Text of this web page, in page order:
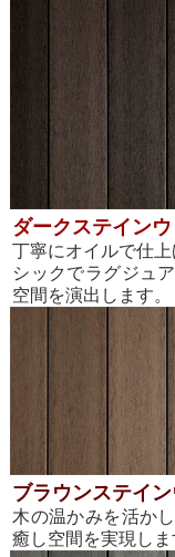
ダークステイン
丁寧にオイルで仕上
シックでラグジュ
空間を演出します。
ブラウンステイ
木の温かみを活か
癒し空間を実現しま